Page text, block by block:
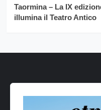
Taormina – La IX
illumina il Teatro Antico